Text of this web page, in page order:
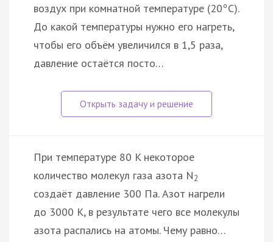
воздух при комнатной температуре (20°С).
До какой температуры нужно его нагреть,
чтобы его объём увеличился в 1,5 раза,
давление остаётся посто…
При температуре 80 K некоторое
количество молекул газа азота N2
создаёт давление 300 Па. Азот нагрели
до 3000 К, в результате чего все молекулы
азота распались на атомы. Чему равно…